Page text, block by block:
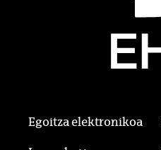
Egoitza elektronikoa